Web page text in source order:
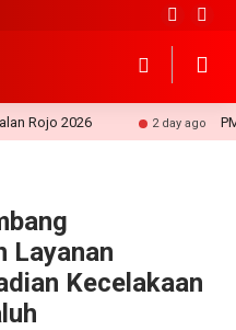
Rojo 2026 2 day ago PMI
Layanan
Kecelakaan